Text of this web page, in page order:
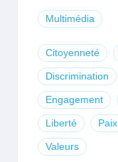
Multimédia
Citoyenneté
Discrimination
Engagement
Liberté Paix
Valeurs